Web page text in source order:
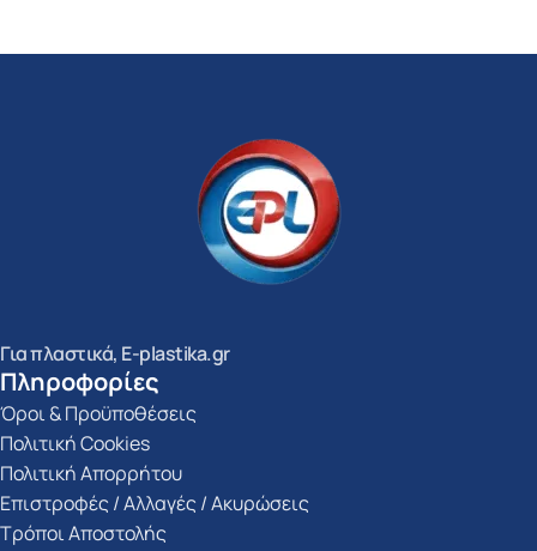
Για πλαστικά, E-plastika.gr
Πληροφορίες
Όροι & Προϋποθέσεις
Πολιτική Cookies
Πολιτική Απορρήτου
Επιστροφές / Αλλαγές / Ακυρώσεις
Τρόποι Αποστολής